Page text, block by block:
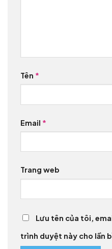
Tên *
Email *
Trang web
Lưu tên của tôi,
trình duyệt này cho lần